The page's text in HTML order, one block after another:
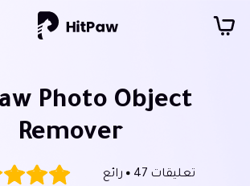
Photo Object
Remover
تعليقات 47 رائع